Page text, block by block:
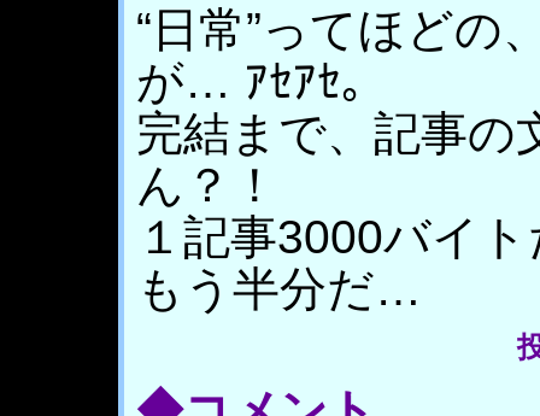
“日常”ってほどの
が… ｱｾｱｾ｡
完結まで、記事の
ん？！
１記事3000バイ
もう半分だ…